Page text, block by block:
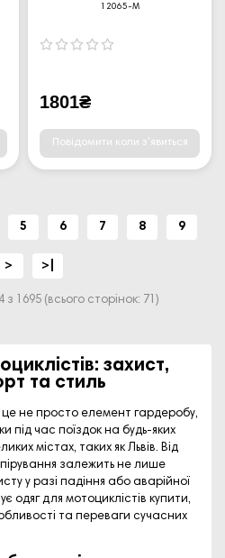
12065-M
1801₴
Повідомити коли з'явиться
5 6 7 8 9
> >|
з 1695 (всього сторінок: 71)
захист,
та стиль
не просто елемент гардеробу,
під час поїздок на будь-яких
містах, таких як Львів. Від
залежить не лише
у разі падіння або аварійної
одяг для мотоциклістів купити,
та переваги сучасних